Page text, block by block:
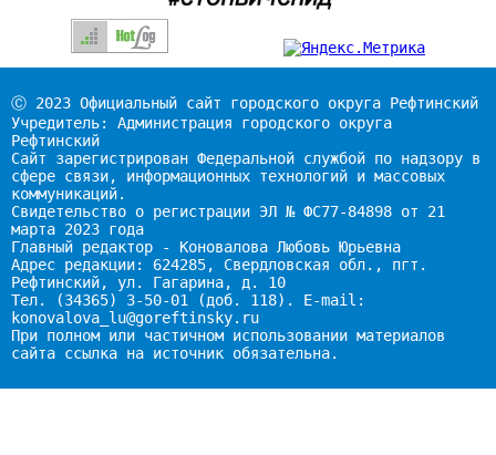
Ⓒ 2023 Официальный сайт городского округа Рефтинский
Учредитель: Администрация городского округа
Рефтинский
Сайт зарегистрирован Федеральной службой по надзору в
сфере связи, информационных технологий и массовых
коммуникаций.
Свидетельство о регистрации ЭЛ № ФС77-84898 от 21
марта 2023 года
Главный редактор - Коновалова Любовь Юрьевна
Адрес редакции: 624285, Свердловская обл., пгт.
Рефтинский, ул. Гагарина, д. 10
Тел. (34365) 3-50-01 (доб. 118). E-mail:
konovalova_lu@goreftinsky.ru
При полном или частичном использовании материалов
сайта ссылка на источник обязательна.